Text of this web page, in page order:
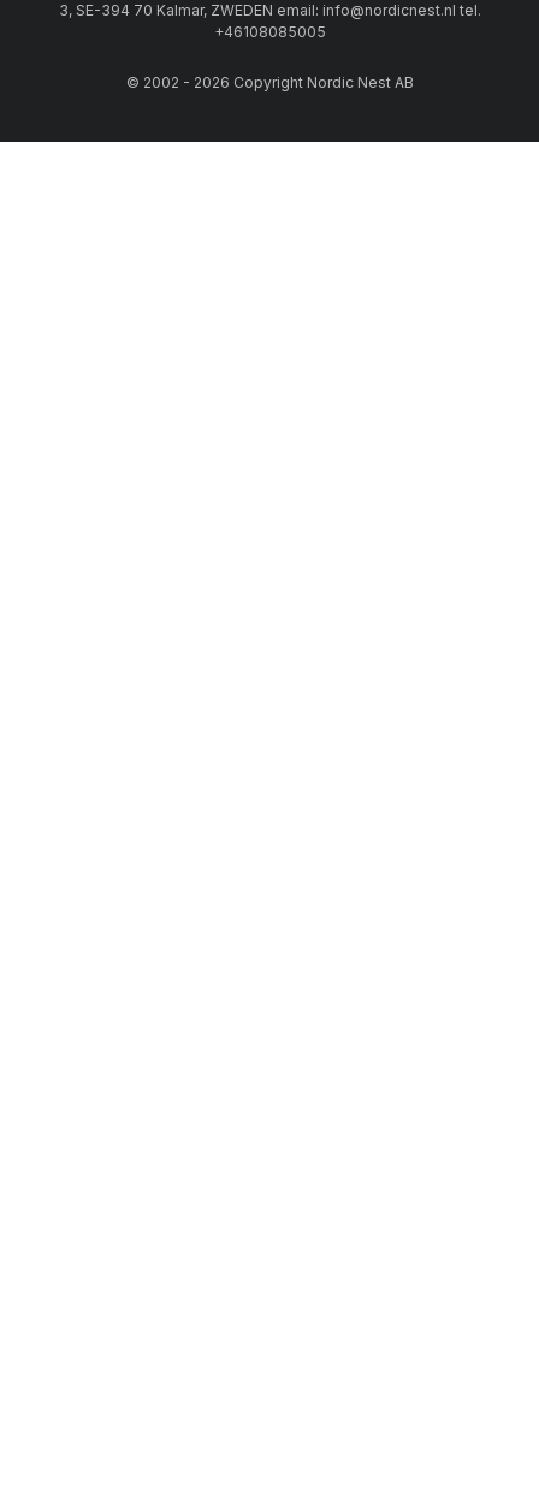
3, SE-394 70 Kalmar, ZWEDEN email: info@nordicnest.nl tel.
+46108085005
© 2002 - 2026 Copyright Nordic Nest AB